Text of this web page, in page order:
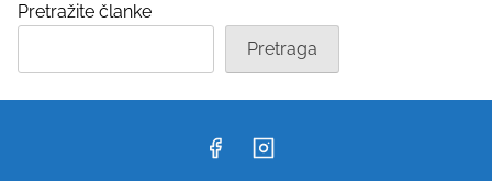
Pretražite članke
Pretraga